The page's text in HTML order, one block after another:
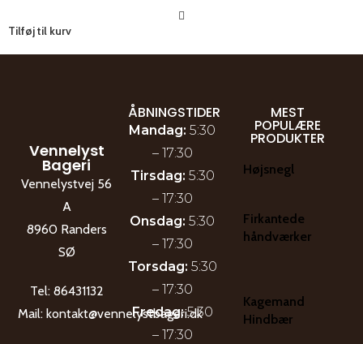
Tilføj til kurv
Vennelyst
Bageri
Vennelystvej 56
A
8960 Randers
SØ
Tel: 86431132
Mail:kontakt@vennelystbageri.dk
ÅBNINGSTIDER
Mandag: 5:30
– 17:30
Tirsdag: 5:30
– 17:30
Onsdag: 5:30
– 17:30
Torsdag: 5:30
– 17:30
Fredag:5:30
– 17:30
MEST
POPULÆRE
PRODUKTER
Højsnegl
Firkantede
håndværker
Kagemand
Hindbær